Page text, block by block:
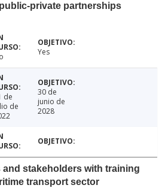
private partnerships
Yes
de
de
30 de
junio de
2028
and stakeholders with training
transport sector